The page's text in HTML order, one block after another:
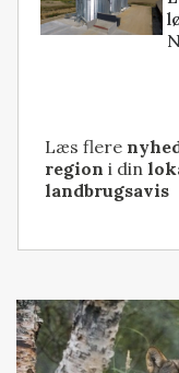
Læs flere
region i din
landbrugsavis